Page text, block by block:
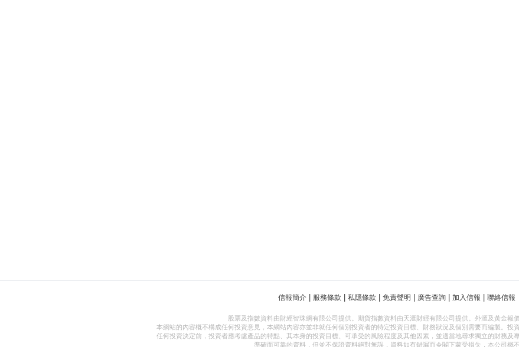
信報簡介 | 服務條款 | 私隱條款 | 免責聲明 | 廣告查詢 | 加入信報 | 聯絡信報
股票及指數資料由財經智珠網有限公司提供。期貨指數資料由天滙財經有限公司提供。外滙及黃金報
本網站的內容概不構成任何投資意見，本網站內容亦並非就任何個別投資者的特定投資目標、財務狀況及個別需要而編製。投
任何投資決定前，投資者應考慮產品的特點、其本身的投資目標、可承受的風險程度及其他因素，並適當地尋求獨立的財務及
準確而可靠的資料，但並不保證資料絕對無誤，資料如有錯漏而令閣下蒙受損失，本公司概不